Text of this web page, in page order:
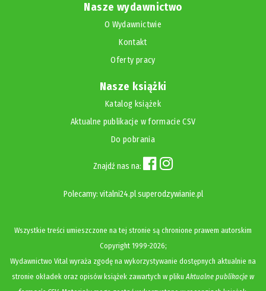
Nasze wydawnictwo
O Wydawnictwie
Kontakt
Oferty pracy
Nasze książki
Katalog książek
Aktualne publikacje w formacie CSV
Do pobrania
Znajdź nas na:
Polecamy: vitalni24.pl superodzywianie.pl
Wszystkie treści umieszczone na tej stronie są chronione prawem autorskim
Copyright1999-2026;
Wydawnictwo Vital wyraża zgodę na wykorzystywanie dostępnych aktualnie na
stronie okładek oraz opisów książek zawartych w plikuAktualne publikacje w